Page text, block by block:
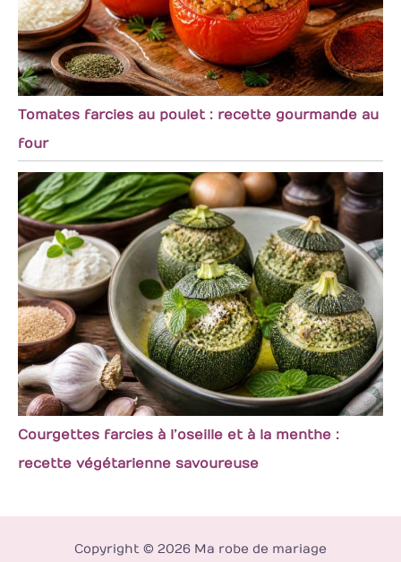
Tomates farcies au poulet : recette gourmande au
four
Courgettes farcies à l’oseille et à la menthe :
recette végétarienne savoureuse
Copyright © 2026 Ma robe de mariage